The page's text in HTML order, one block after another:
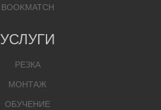
BOOKMATCH
УСЛУГИ
РЕЗКА
МОНТАЖ
ОБУЧЕНИЕ